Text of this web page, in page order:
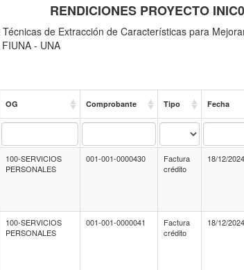
RENDICIONES PROYECTO
de Extracción de Características para
- UNA
OG Comprobante Tipo Fecha
100-SERVICIOS
PERSONALES
001-001-0000430
Factura
crédito
18/12/2024
100-SERVICIOS
PERSONALES
001-001-0000041
Factura
crédito
18/12/2024